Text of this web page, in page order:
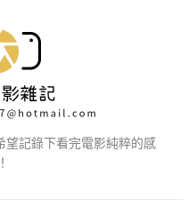
望記錄下看完電影純粹的感